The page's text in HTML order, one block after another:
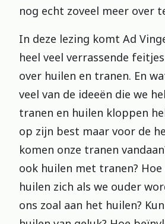
nog echt zoveel meer over
In deze lezing komt Ad
heel veel verrassende
over huilen en tranen. En
veel van de ideeën die we
tranen en huilen kloppen
op zijn best maar voor de
komen onze tranen
ook huilen met tranen?
huilen zich als we ouder
ons zoal aan het huilen?